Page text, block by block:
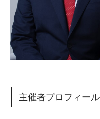
主催者プロフィール